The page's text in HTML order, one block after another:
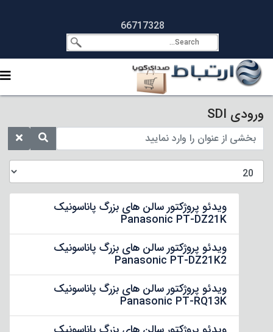
66717328
ورودی SDI
ویدئو پروژکتور سالن های بزرگ پاناسونیک
Panasonic PT-DZ21K
ویدئو پروژکتور سالن های بزرگ پاناسونیک
Panasonic PT-DZ21K2
ویدئو پروژکتور سالن های بزرگ پاناسونیک
Panasonic PT-RQ13K